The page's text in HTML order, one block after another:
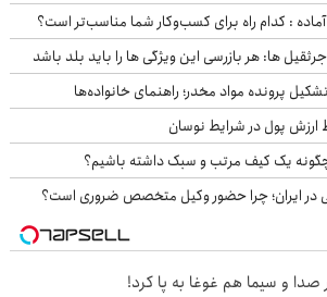
: کدام راه برای کسب‌وکار شما مناسب‌تر است؟
ها: هر بازرسی این ویژگی ها را باید بلد باشد
پول در شرایط نوسان
یک کیف مرتب و سبک داشته باشیم؟
در ایران؛ چرا حضور وکیل متخصص ضروری است؟
و سیما هم غوغا به پا کرد!